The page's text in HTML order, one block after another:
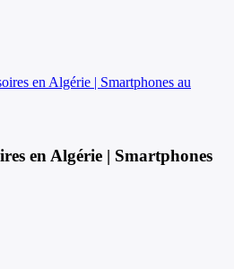
en Algérie | Smartphones au
en Algérie | Smartphones